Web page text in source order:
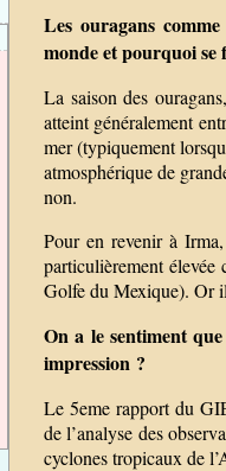
Les ouragans
monde et pourquoi se
La saison des
atteint généralement
mer (typiquement
atmosphérique de
non.
Pour en revenir à
particulièrement élevée
Golfe du Mexique). Or
On a le sentiment
impression ?
Le 5eme rapport du
de l’analyse des
cyclones tropicaux de